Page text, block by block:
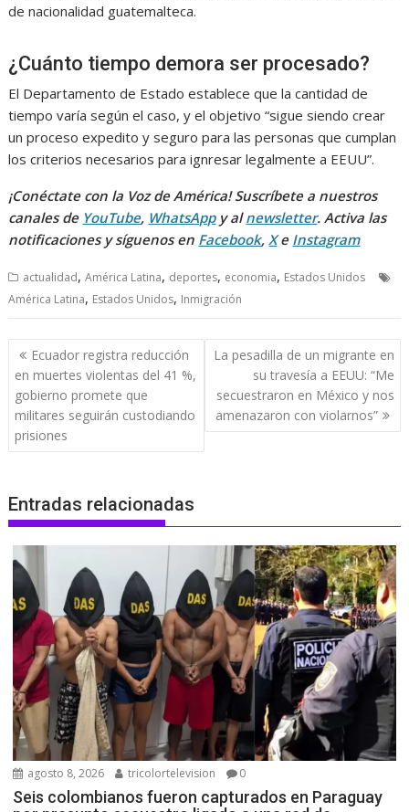
de nacionalidad guatemalteca.
¿Cuánto tiempo demora ser procesado?
El Departamento de Estado establece que la cantidad de
tiempo varía según el caso, y el objetivo “sigue siendo crear
un proceso expedito y seguro para las personas que cumplan
los criterios necesarios para ignresar legalmente a EEUU”.
¡Conéctate con la Voz de América! Suscríbete a nuestros
canales de YouTube, WhatsAppy alnewsletter. Activa las
notificaciones y síguenos en Facebook, Xe Instagram
actualidad,América Latina, deportes, economia, Estados Unidos
América Latina, Estados Unidos, Inmigración
Navegación
de
entradas
Ecuador registra reducción
en muertes violentas del 41 %,
gobierno promete que
militares seguirán custodiando
prisiones
La pesadilla de un migrante en
su travesía a EEUU: “Me
secuestraron en México y nos
amenazaron con violarnos”
Entradas relacionadas
agosto 8, 2026 tricolortelevision 0
Seis colombianos fueron capturados en Paraguay